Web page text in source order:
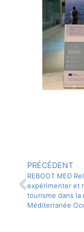
PRÉCÉDENT
REBOOT MED
expérimenter et
tourisme dans la
Méditerranée